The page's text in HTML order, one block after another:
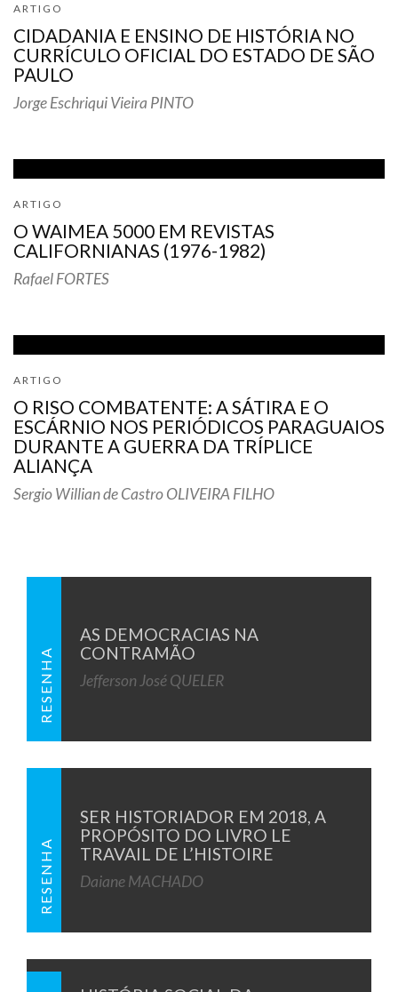
ARTIGO
CIDADANIA E ENSINO DE HISTÓRIA NO
CURRÍCULO OFICIAL DO ESTADO DE SÃO
PAULO
Jorge Eschriqui Vieira PINTO
ARTIGO
O WAIMEA 5000 EM REVISTAS
CALIFORNIANAS (1976-1982)
Rafael FORTES
ARTIGO
O RISO COMBATENTE: A SÁTIRA E O
ESCÁRNIO NOS PERIÓDICOS PARAGUAIOS
DURANTE A GUERRA DA TRÍPLICE
ALIANÇA
Sergio Willian de Castro OLIVEIRA FILHO
RESENHA
AS DEMOCRACIAS NA
CONTRAMÃO
Jefferson José QUELER
RESENHA
SER HISTORIADOR EM 2018, A
PROPÓSITO DO LIVRO LE
TRAVAIL DE L’HISTOIRE
Daiane MACHADO